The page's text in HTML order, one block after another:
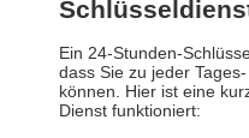
Ein 24-Stunden-
dass Sie zu jeder
können. Hier ist eine
Dienst funktioniert: